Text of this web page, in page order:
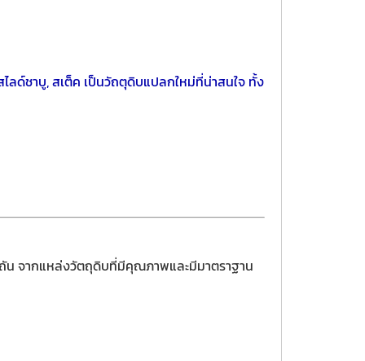
ไลด์ชาบู, สเต็ค เป็นวัถตุดิบแปลกใหม่ที่น่าสนใจ ทั้ง
ถัน จากแหล่งวัตถุดิบที่มีคุณภาพและมีมาตราฐาน